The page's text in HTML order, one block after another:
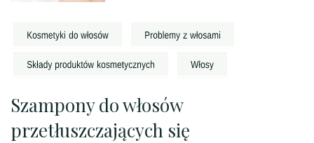
Szampony do włosów
przetłuszczających się